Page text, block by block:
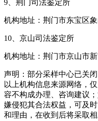
9、荆门司法鉴定所
机构地址：荆门市东宝区
10、京山司法鉴定所
机构地址：荆门市京山市
声明：部分采样中心已关
以上机构信息来源网络，
容不构成办理、咨询建议
嫌侵犯其合法权益，可及
和理由，在收到后将采取相